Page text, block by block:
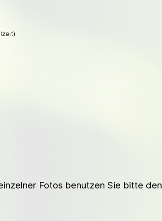
Fotos benutzen Sie bitte den